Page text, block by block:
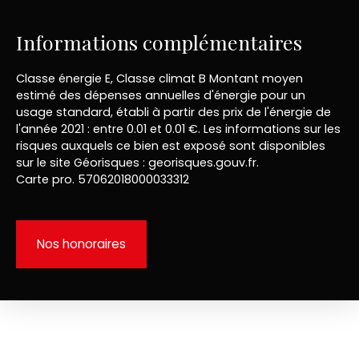
Informations complémentaires
Classe énergie E, Classe climat B Montant moyen
estimé des dépenses annuelles d'énergie pour un
usage standard, établi à partir des prix de l'énergie de
l'année 2021 : entre 0.01 et 0.01 €. Les informations sur les
risques auxquels ce bien est exposé sont disponibles
sur le site Géorisques : georisques.gouv.fr.
Carte pro. 57062018000033312
Nos honoraires